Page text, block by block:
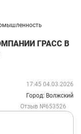
ГРАСС В
17:45 04.03.2026
Город: Волжский
Отзыв №653526